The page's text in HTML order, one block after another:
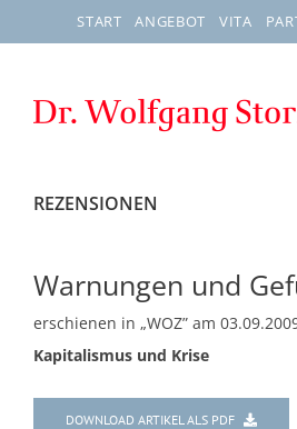
START ANGEBOT VITA
REZENSIONEN
Warnungen und
erschienen in „WOZ” am
Kapitalismus und Krise
DOWNLOAD ARTIKEL ALS PDF